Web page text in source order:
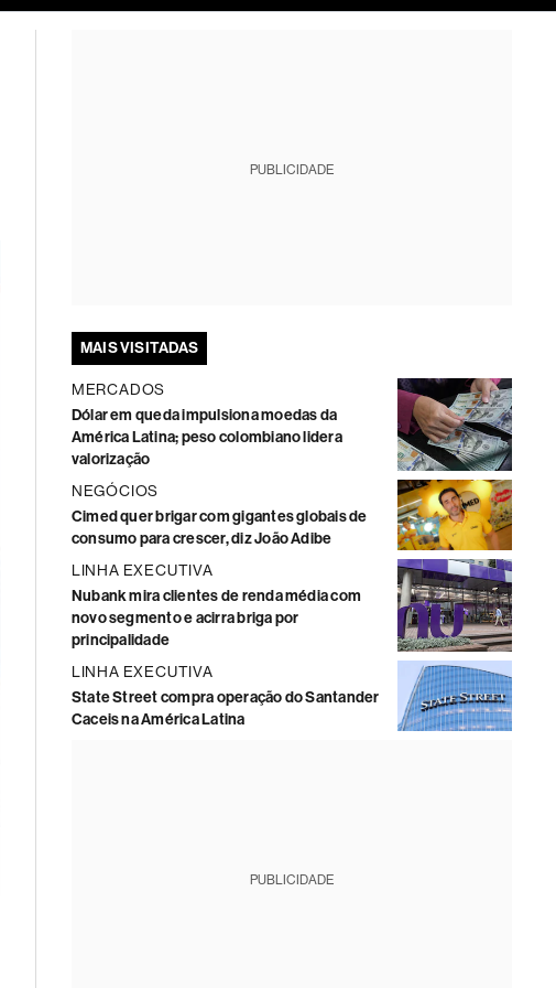
PUBLICIDADE
MAIS VISITADAS
MERCADOS
Dólar em queda impulsiona moedas da
América Latina; peso colombiano lidera
valorização
NEGÓCIOS
Cimed quer brigar com gigantes globais de
consumo para crescer, diz João Adibe
LINHA EXECUTIVA
Nubank mira clientes de renda média com
novo segmento e acirra briga por
principalidade
LINHA EXECUTIVA
State Street compra operação do Santander
Caceis na América Latina
PUBLICIDADE